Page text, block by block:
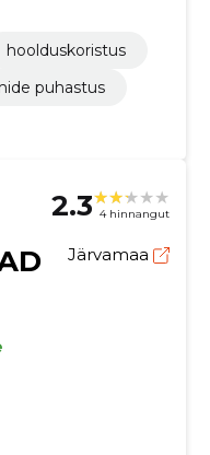
hoolduskoristus
puhastus
2.3 4 hinnangut
Järvamaa